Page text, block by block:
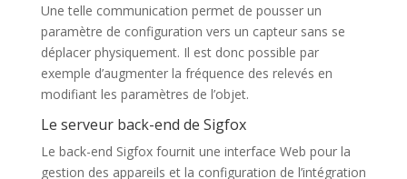
Une telle communication permet de pousser un
paramètre de configuration vers un capteur sans se
déplacer physiquement. Il est donc possible par
exemple d’augmenter la fréquence des relevés en
modifiant les paramètres de l’objet.
Le serveur back-end de Sigfox
Le back-end Sigfox fournit une interface Web pour la
gestion des appareils et la configuration de l’intégration